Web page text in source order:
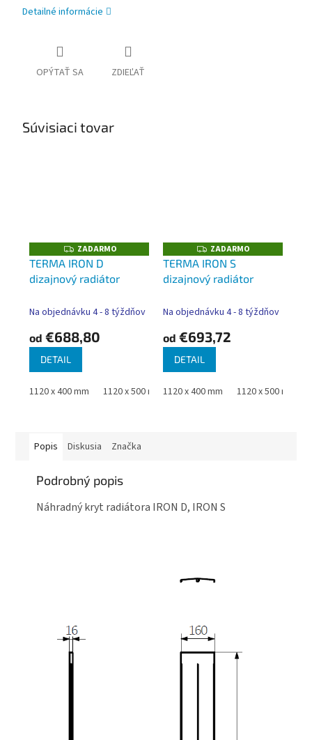
Detailné informácie
OPÝTAŤ SA ZDIEĽAŤ
Súvisiaci tovar
Z
A
D
A
R
O
ZADARMO
TERMA IRON D
dizajnový radiátor
Na objednávku 4 - 8 týždňov
od €688,80
DETAIL
1120 x 400 mm 1120 x 500 mm 1120 x 600 mm 730 x 400 mm
Z
A
D
A
R
O
ZADARMO
TERMA IRON S
dizajnový radiátor
Na objednávku 4 - 8 týždňov
od €693,72
DETAIL
1120 x 400 mm 1120 x 500 mm
Popis Diskusia Značka
Podrobný popis
Náhradný kryt radiátora IRON D, IRON S